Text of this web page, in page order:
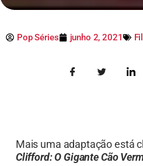
Pop Séries junho 2, 2021
Mais uma adaptação está
Clifford: O Gigante Cão